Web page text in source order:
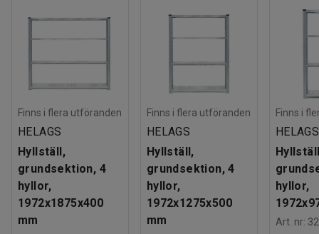
Finns i flera utföranden
HELAGS
Hyllställ,
grundsektion, 4
hyllor,
1972x1875x400
mm
Finns i flera utföranden
HELAGS
Hyllställ,
grundsektion, 4
hyllor,
1972x1275x500
mm
Finns i
HELAGS
hyllor,
Art. nr: